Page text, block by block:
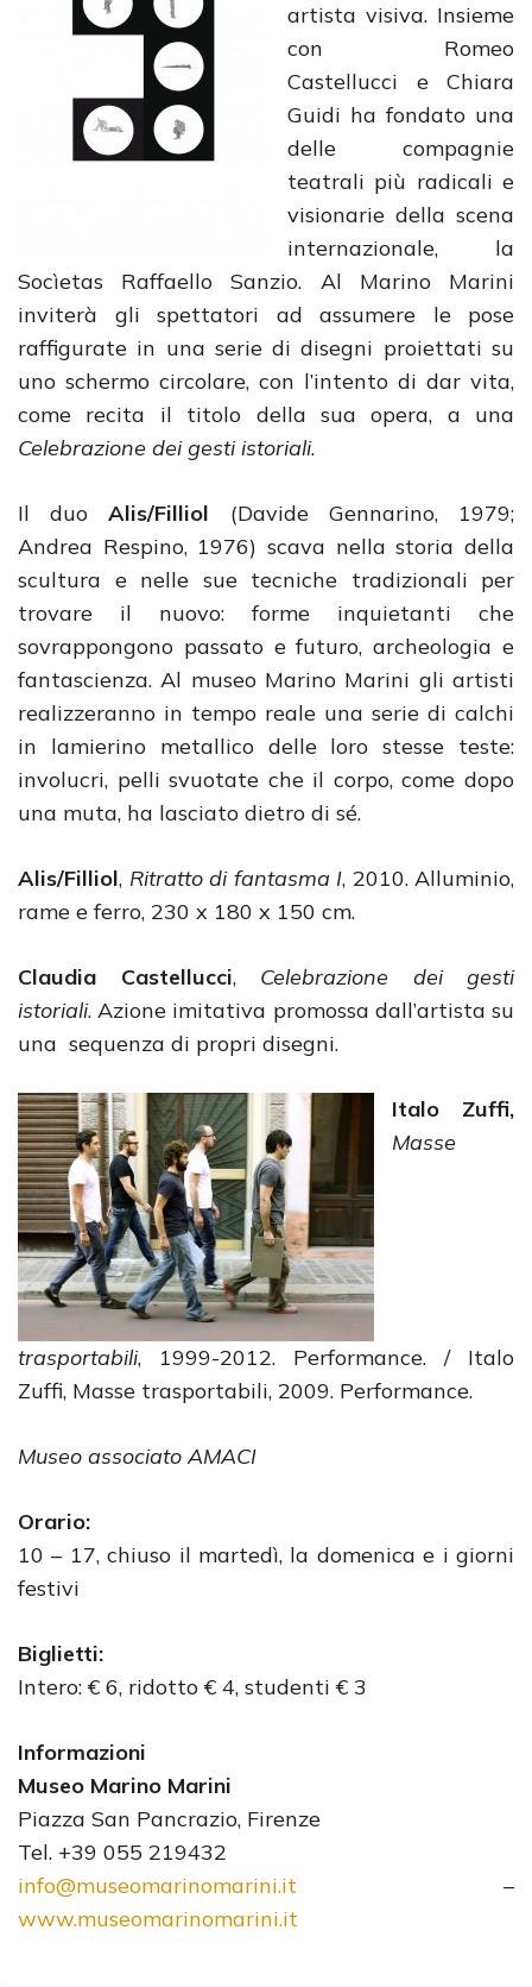
artista visiva. Insieme
con Romeo
Castellucci e Chiara
Guidi ha fondato una
delle compagnie
teatrali più radicali e
visionarie della scena
internazionale, la
Socìetas Raffaello Sanzio. Al Marino Marini
inviterà gli spettatori ad assumere le pose
raffigurate in una serie di disegni proiettati su
uno schermo circolare, con l’intento di dar vita,
come recita il titolo della sua opera, a una
Celebrazione dei gesti istoriali.
Il duoAlis/Filliol (Davide Gennarino, 1979;
Andrea Respino, 1976) scava nella storia della
scultura e nelle sue tecniche tradizionali per
trovare il nuovo: forme inquietanti che
sovrappongono passato e futuro, archeologia e
fantascienza. Al museo Marino Marini gli artisti
realizzeranno in tempo reale una serie di calchi
in lamierino metallico delle loro stesse teste:
involucri, pelli svuotate che il corpo, come dopo
una muta, ha lasciato dietro di sé.
Alis/Filliol, Ritratto di fantasma I, 2010. Alluminio,
rame e ferro, 230 x 180 x 150 cm.
Claudia Castellucci, Celebrazione dei gesti
istoriali. Azione imitativa promossa dall’artista su
una sequenza di propri disegni.
Italo Zuffi,
Masse
trasportabili, 1999-2012. Performance. / Italo
Zuffi, Masse trasportabili, 2009. Performance.
Museo associato AMACI
Orario:
10 – 17, chiuso il martedì, la domenica e i giorni
festivi
Biglietti:
Intero: € 6, ridotto € 4, studenti € 3
Informazioni
Museo Marino Marini
Piazza San Pancrazio, Firenze
Tel. +39 055 219432
info@museomarinomarini.it –
www.museomarinomarini.it